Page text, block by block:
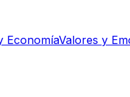
EconomíaValores y